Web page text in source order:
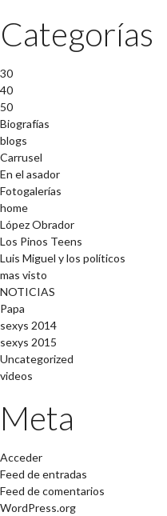
Categorías
30
40
50
Biografías
blogs
Carrusel
En el asador
Fotogalerías
home
López Obrador
Los Pinos Teens
Luis Miguel y los políticos
mas visto
NOTICIAS
Papa
sexys 2014
sexys 2015
Uncategorized
videos
Meta
Acceder
Feed de entradas
Feed de comentarios
WordPress.org